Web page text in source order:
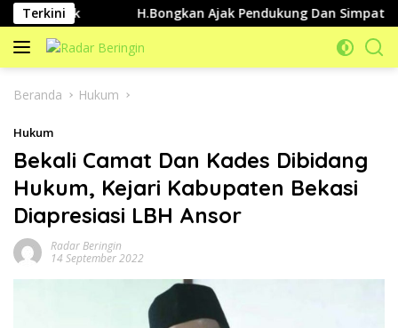
Langsung
ke
konten
Terkini
Publik H.Bongkan Ajak Pendukung Dan
Beranda Hukum
Hukum
Bekali Camat Dan Kades Dibidang
Hukum, Kejari Kabupaten Bekasi
Diapresiasi LBH Ansor
Radar Beringin
14 September 2022